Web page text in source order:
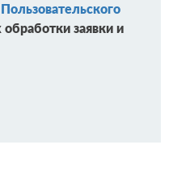
Пользовательского
обработки заявки и